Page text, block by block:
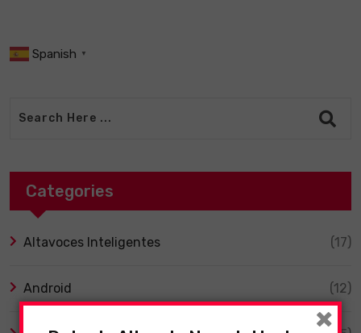
Spanish ▼
Categories
Altavoces Inteligentes (17)
Android (12)
×